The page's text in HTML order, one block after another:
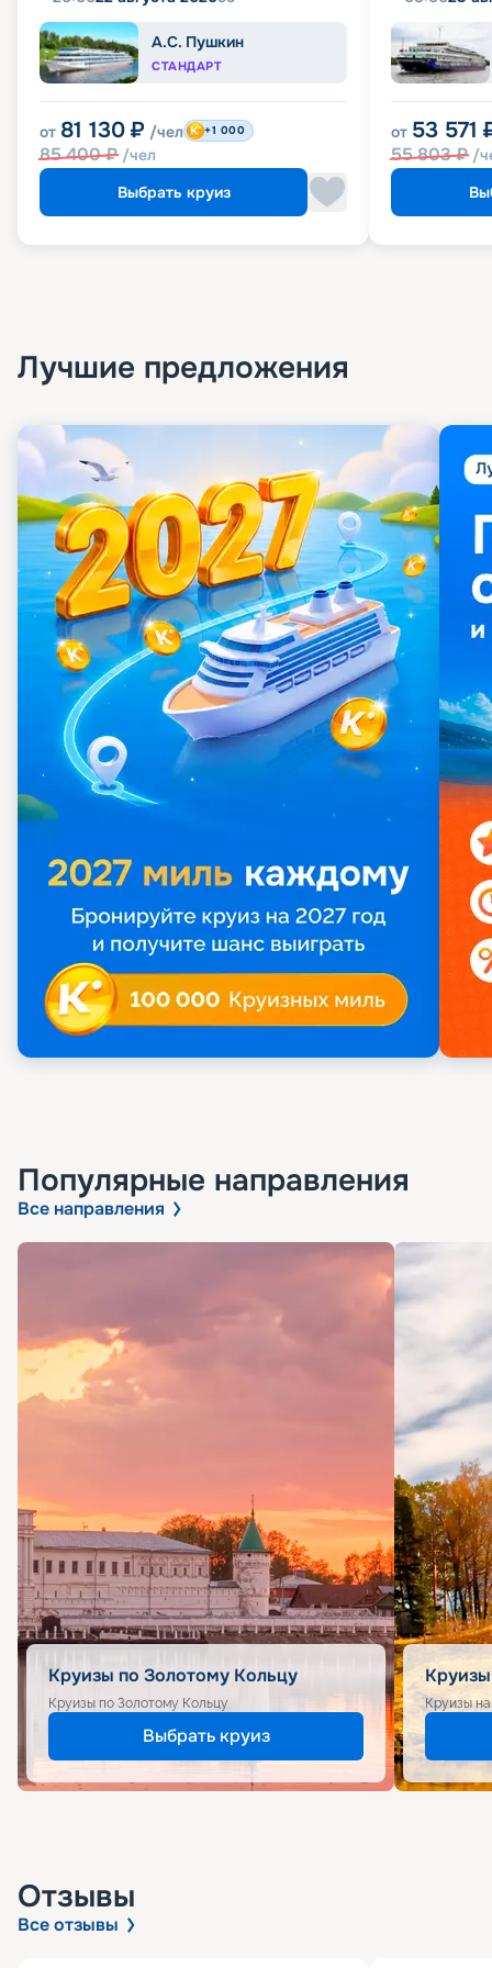
А.С. Пушкин
СТАНДАРТ
от 81 130 ₽ /чел
85 400₽ /чел
+1 000
Выбрать круиз
от 53 571
55 803₽ /
Лучшие предложения
Популярные направления
Все направления
Круизы по Золотому Кольцу
Круизы по Золотому Кольцу
Выбрать круиз
Круизы
Отзывы
Все отзывы